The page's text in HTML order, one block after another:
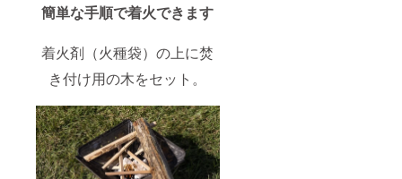
簡単な手順で着火できます
着火剤（火種袋）の上に焚
き付け用の木をセット。